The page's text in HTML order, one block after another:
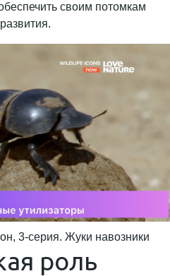
своим потомкам
3-серия. Жуки навозники
роль